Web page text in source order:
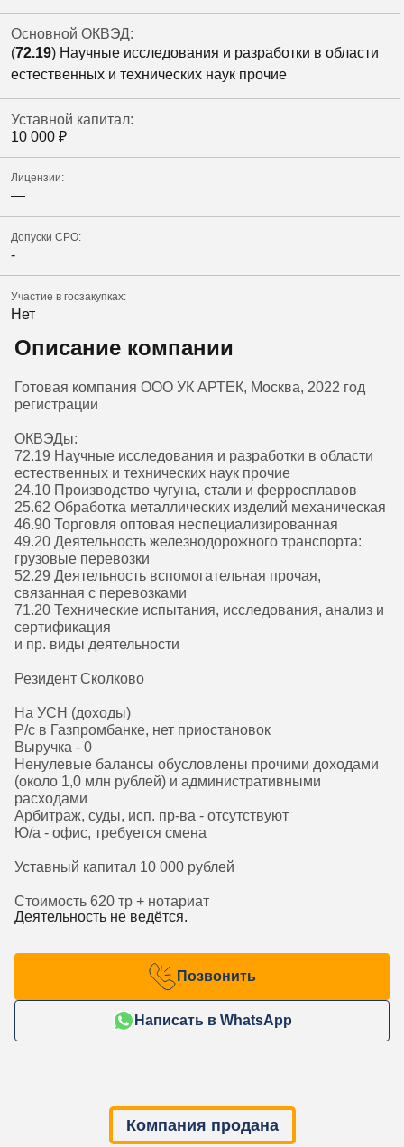
Основной ОКВЭД:
(72.19) Научные исследования и разработки в области
естественных и технических наук прочие
Уставной капитал:
10 000 ₽
Лицензии:
—
Допуски СРО:
-
Участие в госзакупках:
Нет
Описание компании
Готовая компания ООО УК АРТЕК, Москва, 2022 год
регистрации
ОКВЭДы:
72.19 Научные исследования и разработки в области
естественных и технических наук прочие
24.10 Производство чугуна, стали и ферросплавов
25.62 Обработка металлических изделий механическая
46.90 Торговля оптовая неспециализированная
49.20 Деятельность железнодорожного транспорта:
грузовые перевозки
52.29 Деятельность вспомогательная прочая,
связанная с перевозками
71.20 Технические испытания, исследования, анализ и
сертификация
и пр. виды деятельности
Резидент Сколково
На УСН (доходы)
Р/с в Газпромбанке, нет приостановок
Выручка - 0
Ненулевые балансы обусловлены прочими доходами
(около 1,0 млн рублей) и административными
расходами
Арбитраж, суды, исп. пр-ва - отсутствуют
Ю/а - офис, требуется смена
Уставный капитал 10 000 рублей
Стоимость 620 тр + нотариат
Деятельность не ведётся.
Позвонить
Написать в WhatsApp
Компания продана